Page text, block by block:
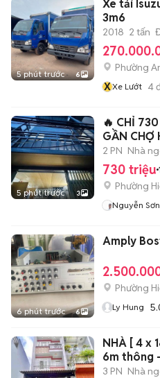
5 phút trước 6
Xe tải
3m6
2018 2 tấn
Phường
XXe Lướt 4
5 phút trước 3
🔥 CHỈ
GẦN CHỢ
2 PN Nhà
730 triệu
Phường
Nguyễn
6 phút trước 6
Amply
Phường
Ly Hung
NHÀ [ 4 x
6m thông
3 PN Nhà